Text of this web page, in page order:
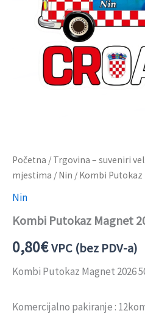
Početna / Trgovina – suveniri
mjestima / Nin / Kombi Putokaz
Nin
Kombi Putokaz Magnet
0,80€VPC (bez PDV-a)
Kombi Putokaz Magnet 2026
Komercijalno pakiranje :